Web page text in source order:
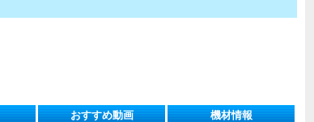
おすすめ動画 機材情報